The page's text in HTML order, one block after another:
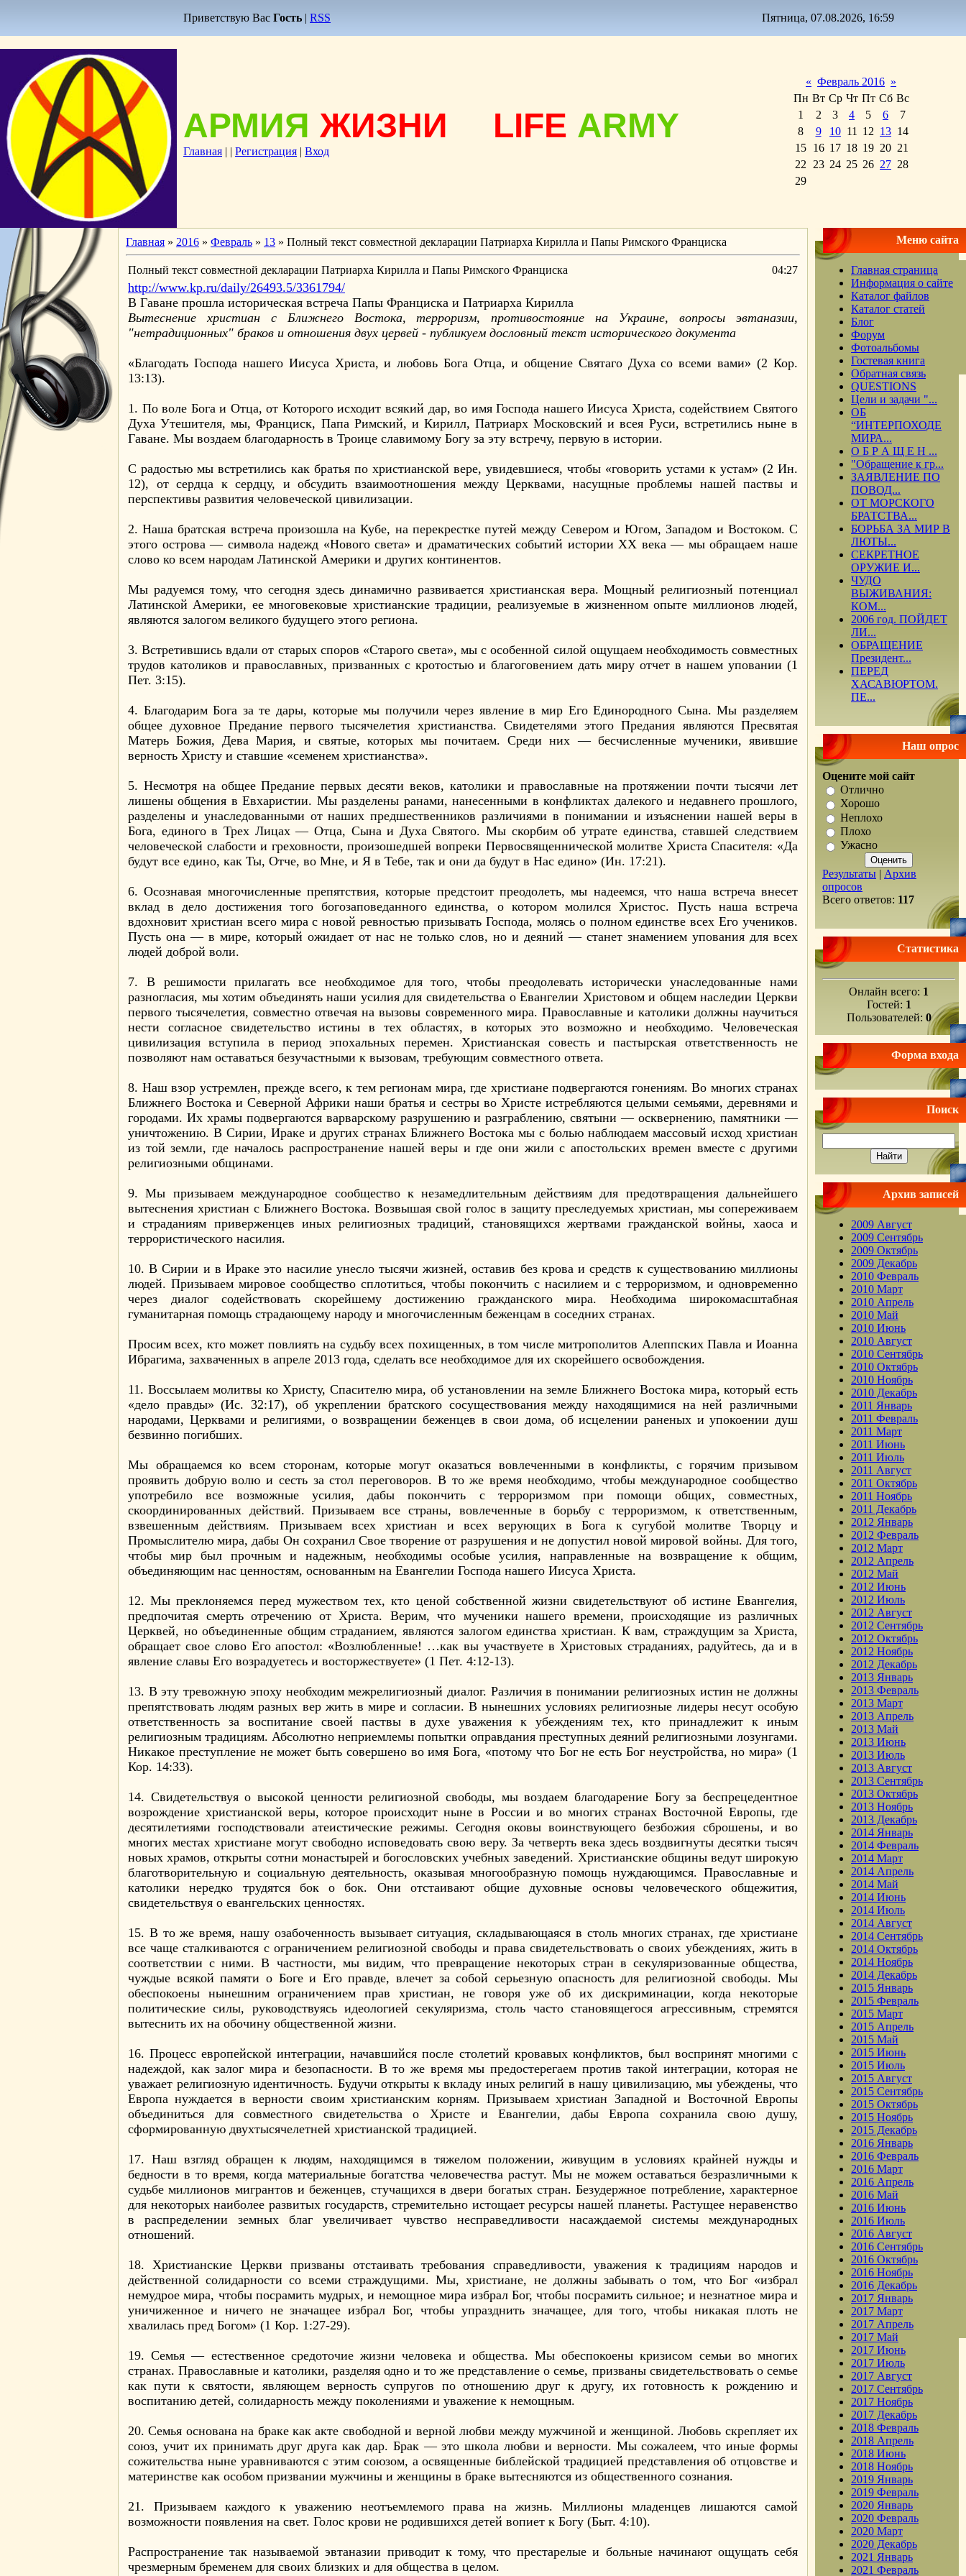
Приветствую Вас Гость | RSS Пятница, 07.08.2026, 16:59
АРМИЯ ЖИЗНИ LIFE ARMY
Главная | | Регистрация | Вход
« Февраль 2016 »
Пн Вт Ср Чт Пт Сб Вс
1
2 3 4 5 6
7
8
9 10 11 12 13 14
15 16 17 18 19 20 21
22
23 24 25 26 27 28
29
Главная » 2016 » Февраль » 13 » Полный текст совместной декларации Патриарха Кирилла и Папы Римского Франциска
Полный текст совместной декларации Патриарха Кирилла и Папы Римского Франциска 04:27
http://www.kp.ru/daily/26493.5/3361794/
В Гаване прошла историческая встреча Папы Франциска и Патриарха Кирилла
Вытеснение христиан с Ближнего Востока, терроризм, противостояние на Украине, вопросы эвтаназии,
"нетрадиционных" браков и отношения двух цервей - публикуем дословный текст исторического документа
«Благодать Господа нашего Иисуса Христа, и любовь Бога Отца, и общение Святаго Духа со всеми вами» (2 Кор.
13:13).
1. По воле Бога и Отца, от Которого исходит всякий дар, во имя Господа нашего Иисуса Христа, содействием Святого
Духа Утешителя, мы, Франциск, Папа Римский, и Кирилл, Патриарх Московский и всея Руси, встретились ныне в
Гаване. Мы воздаем благодарность в Троице славимому Богу за эту встречу, первую в истории.
С радостью мы встретились как братья по христианской вере, увидевшиеся, чтобы «говорить устами к устам» (2 Ин.
12), от сердца к сердцу, и обсудить взаимоотношения между Церквами, насущные проблемы нашей паствы и
перспективы развития человеческой цивилизации.
2. Наша братская встреча произошла на Кубе, на перекрестке путей между Севером и Югом, Западом и Востоком. С
этого острова — символа надежд «Нового света» и драматических событий истории ХХ века — мы обращаем наше
слово ко всем народам Латинской Америки и других континентов.
Мы радуемся тому, что сегодня здесь динамично развивается христианская вера. Мощный религиозный потенциал
Латинской Америки, ее многовековые христианские традиции, реализуемые в жизненном опыте миллионов людей,
являются залогом великого будущего этого региона.
3. Встретившись вдали от старых споров «Старого света», мы с особенной силой ощущаем необходимость совместных
трудов католиков и православных, призванных с кротостью и благоговением дать миру отчет в нашем уповании (1
Пет. 3:15).
4. Благодарим Бога за те дары, которые мы получили через явление в мир Его Единородного Сына. Мы разделяем
общее духовное Предание первого тысячелетия христианства. Свидетелями этого Предания являются Пресвятая
Матерь Божия, Дева Мария, и святые, которых мы почитаем. Среди них — бесчисленные мученики, явившие
верность Христу и ставшие «семенем христианства».
5. Несмотря на общее Предание первых десяти веков, католики и православные на протяжении почти тысячи лет
лишены общения в Евхаристии. Мы разделены ранами, нанесенными в конфликтах далекого и недавнего прошлого,
разделены и унаследованными от наших предшественников различиями в понимании и изъяснении нашей веры в
Бога, единого в Трех Лицах — Отца, Сына и Духа Святого. Мы скорбим об утрате единства, ставшей следствием
человеческой слабости и греховности, произошедшей вопреки Первосвященнической молитве Христа Спасителя: «Да
будут все едино, как Ты, Отче, во Мне, и Я в Тебе, так и они да будут в Нас едино» (Ин. 17:21).
6. Осознавая многочисленные препятствия, которые предстоит преодолеть, мы надеемся, что наша встреча внесет
вклад в дело достижения того богозаповеданного единства, о котором молился Христос. Пусть наша встреча
вдохновит христиан всего мира с новой ревностью призывать Господа, молясь о полном единстве всех Его учеников.
Пусть она — в мире, который ожидает от нас не только слов, но и деяний — станет знамением упования для всех
людей доброй воли.
7. В решимости прилагать все необходимое для того, чтобы преодолевать исторически унаследованные нами
разногласия, мы хотим объединять наши усилия для свидетельства о Евангелии Христовом и общем наследии Церкви
первого тысячелетия, совместно отвечая на вызовы современного мира. Православные и католики должны научиться
нести согласное свидетельство истины в тех областях, в которых это возможно и необходимо. Человеческая
цивилизация вступила в период эпохальных перемен. Христианская совесть и пастырская ответственность не
позволяют нам оставаться безучастными к вызовам, требующим совместного ответа.
8. Наш взор устремлен, прежде всего, к тем регионам мира, где христиане подвергаются гонениям. Во многих странах
Ближнего Востока и Северной Африки наши братья и сестры во Христе истребляются целыми семьями, деревнями и
городами. Их храмы подвергаются варварскому разрушению и разграблению, святыни — осквернению, памятники —
уничтожению. В Сирии, Ираке и других странах Ближнего Востока мы с болью наблюдаем массовый исход христиан
из той земли, где началось распространение нашей веры и где они жили с апостольских времен вместе с другими
религиозными общинами.
9. Мы призываем международное сообщество к незамедлительным действиям для предотвращения дальнейшего
вытеснения христиан с Ближнего Востока. Возвышая свой голос в защиту преследуемых христиан, мы сопереживаем
и страданиям приверженцев иных религиозных традиций, становящихся жертвами гражданской войны, хаоса и
террористического насилия.
10. В Сирии и в Ираке это насилие унесло тысячи жизней, оставив без крова и средств к существованию миллионы
людей. Призываем мировое сообщество сплотиться, чтобы покончить с насилием и с терроризмом, и одновременно
через диалог содействовать скорейшему достижению гражданского мира. Необходима широкомасштабная
гуманитарная помощь страдающему народу и многочисленным беженцам в соседних странах.
Просим всех, кто может повлиять на судьбу всех похищенных, в том числе митрополитов Алеппских Павла и Иоанна
Ибрагима, захваченных в апреле 2013 года, сделать все необходимое для их скорейшего освобождения.
11. Воссылаем молитвы ко Христу, Спасителю мира, об установлении на земле Ближнего Востока мира, который есть
«дело правды» (Ис. 32:17), об укреплении братского сосуществования между находящимися на ней различными
народами, Церквами и религиями, о возвращении беженцев в свои дома, об исцелении раненых и упокоении душ
безвинно погибших.
Мы обращаемся ко всем сторонам, которые могут оказаться вовлеченными в конфликты, с горячим призывом
проявить добрую волю и сесть за стол переговоров. В то же время необходимо, чтобы международное сообщество
употребило все возможные усилия, дабы покончить с терроризмом при помощи общих, совместных,
скоординированных действий. Призываем все страны, вовлеченные в борьбу с терроризмом, к ответственным,
взвешенным действиям. Призываем всех христиан и всех верующих в Бога к сугубой молитве Творцу и
Промыслителю мира, дабы Он сохранил Свое творение от разрушения и не допустил новой мировой войны. Для того,
чтобы мир был прочным и надежным, необходимы особые усилия, направленные на возвращение к общим,
объединяющим нас ценностям, основанным на Евангелии Господа нашего Иисуса Христа.
12. Мы преклоняемся перед мужеством тех, кто ценой собственной жизни свидетельствуют об истине Евангелия,
предпочитая смерть отречению от Христа. Верим, что мученики нашего времени, происходящие из различных
Церквей, но объединенные общим страданием, являются залогом единства христиан. К вам, страждущим за Христа,
обращает свое слово Его апостол: «Возлюбленные! …как вы участвуете в Христовых страданиях, радуйтесь, да и в
явление славы Его возрадуетесь и восторжествуете» (1 Пет. 4:12-13).
13. В эту тревожную эпоху необходим межрелигиозный диалог. Различия в понимании религиозных истин не должны
препятствовать людям разных вер жить в мире и согласии. В нынешних условиях религиозные лидеры несут особую
ответственность за воспитание своей паствы в духе уважения к убеждениям тех, кто принадлежит к иным
религиозным традициям. Абсолютно неприемлемы попытки оправдания преступных деяний религиозными лозунгами.
Никакое преступление не может быть совершено во имя Бога, «потому что Бог не есть Бог неустройства, но мира» (1
Кор. 14:33).
14. Свидетельствуя о высокой ценности религиозной свободы, мы воздаем благодарение Богу за беспрецедентное
возрождение христианской веры, которое происходит ныне в России и во многих странах Восточной Европы, где
десятилетиями господствовали атеистические режимы. Сегодня оковы воинствующего безбожия сброшены, и во
многих местах христиане могут свободно исповедовать свою веру. За четверть века здесь воздвигнуты десятки тысяч
новых храмов, открыты сотни монастырей и богословских учебных заведений. Христианские общины ведут широкую
благотворительную и социальную деятельность, оказывая многообразную помощь нуждающимся. Православные и
католики нередко трудятся бок о бок. Они отстаивают общие духовные основы человеческого общежития,
свидетельствуя о евангельских ценностях.
15. В то же время, нашу озабоченность вызывает ситуация, складывающаяся в столь многих странах, где христиане
все чаще сталкиваются с ограничением религиозной свободы и права свидетельствовать о своих убеждениях, жить в
соответствии с ними. В частности, мы видим, что превращение некоторых стран в секуляризованные общества,
чуждые всякой памяти о Боге и Его правде, влечет за собой серьезную опасность для религиозной свободы. Мы
обеспокоены нынешним ограничением прав христиан, не говоря уже об их дискриминации, когда некоторые
политические силы, руководствуясь идеологией секуляризма, столь часто становящегося агрессивным, стремятся
вытеснить их на обочину общественной жизни.
16. Процесс европейской интеграции, начавшийся после столетий кровавых конфликтов, был воспринят многими с
надеждой, как залог мира и безопасности. В то же время мы предостерегаем против такой интеграции, которая не
уважает религиозную идентичность. Будучи открыты к вкладу иных религий в нашу цивилизацию, мы убеждены, что
Европа нуждается в верности своим христианским корням. Призываем христиан Западной и Восточной Европы
объединиться для совместного свидетельства о Христе и Евангелии, дабы Европа сохранила свою душу,
сформированную двухтысячелетней христианской традицией.
17. Наш взгляд обращен к людям, находящимся в тяжелом положении, живущим в условиях крайней нужды и
бедности в то время, когда материальные богатства человечества растут. Мы не можем оставаться безразличными к
судьбе миллионов мигрантов и беженцев, стучащихся в двери богатых стран. Безудержное потребление, характерное
для некоторых наиболее развитых государств, стремительно истощает ресурсы нашей планеты. Растущее неравенство
в распределении земных благ увеличивает чувство несправедливости насаждаемой системы международных
отношений.
18. Христианские Церкви призваны отстаивать требования справедливости, уважения к традициям народов и
действенной солидарности со всеми страждущими. Мы, христиане, не должны забывать о том, что Бог «избрал
немудрое мира, чтобы посрамить мудрых, и немощное мира избрал Бог, чтобы посрамить сильное; и незнатное мира и
уничиженное и ничего не значащее избрал Бог, чтобы упразднить значащее, для того, чтобы никакая плоть не
хвалилась пред Богом» (1 Кор. 1:27-29).
19. Семья — естественное средоточие жизни человека и общества. Мы обеспокоены кризисом семьи во многих
странах. Православные и католики, разделяя одно и то же представление о семье, призваны свидетельствовать о семье
как пути к святости, являющем верность супругов по отношению друг к другу, их готовность к рождению и
воспитанию детей, солидарность между поколениями и уважение к немощным.
20. Семья основана на браке как акте свободной и верной любви между мужчиной и женщиной. Любовь скрепляет их
союз, учит их принимать друг друга как дар. Брак — это школа любви и верности. Мы сожалеем, что иные формы
сожительства ныне уравниваются с этим союзом, а освященные библейской традицией представления об отцовстве и
материнстве как особом призвании мужчины и женщины в браке вытесняются из общественного сознания.
21. Призываем каждого к уважению неотъемлемого права на жизнь. Миллионы младенцев лишаются самой
возможности появления на свет. Голос крови не родившихся детей вопиет к Богу (Быт. 4:10).
Распространение так называемой эвтаназии приводит к тому, что престарелые и больные начинают ощущать себя
чрезмерным бременем для своих близких и для общества в целом.
Меню сайта
Главная страница
Информация о сайте
Каталог файлов
Каталог статей
Блог
Форум
Фотоальбомы
Гостевая книга
Обратная связь
QUESTIONS
Цели и задачи "...
ОБ
“ИНТЕРПОХОДЕ
МИРА...
О Б Р А Щ Е Н ...
"Обращение к гр...
ЗАЯВЛЕНИЕ ПО
ПОВОД...
ОТ МОРСКОГО
БРАТСТВА...
БОРЬБА ЗА МИР В
ЛЮТЫ...
СЕКРЕТНОЕ
ОРУЖИЕ И...
ЧУДО
ВЫЖИВАНИЯ:
КОМ...
2006 год. ПОЙДЕТ
ЛИ...
ОБРАЩЕНИЕ
Президент...
ПЕРЕД
ХАСАВЮРТОМ.
ПЕ...
Наш опрос
Оцените мой сайт
Отлично
Хорошо
Неплохо
Плохо
Ужасно
Результаты | Архив
опросов
Всего ответов: 117
Статистика
Онлайн всего: 1
Гостей: 1
Пользователей: 0
Форма входа
Поиск
Архив записей
2009 Август
2009 Сентябрь
2009 Октябрь
2009 Декабрь
2010 Февраль
2010 Март
2010 Апрель
2010 Май
2010 Июнь
2010 Август
2010 Сентябрь
2010 Октябрь
2010 Ноябрь
2010 Декабрь
2011 Январь
2011 Февраль
2011 Март
2011 Июнь
2011 Июль
2011 Август
2011 Октябрь
2011 Ноябрь
2011 Декабрь
2012 Январь
2012 Февраль
2012 Март
2012 Апрель
2012 Май
2012 Июнь
2012 Июль
2012 Август
2012 Сентябрь
2012 Октябрь
2012 Ноябрь
2012 Декабрь
2013 Январь
2013 Февраль
2013 Март
2013 Апрель
2013 Май
2013 Июнь
2013 Июль
2013 Август
2013 Сентябрь
2013 Октябрь
2013 Ноябрь
2013 Декабрь
2014 Январь
2014 Февраль
2014 Март
2014 Апрель
2014 Май
2014 Июнь
2014 Июль
2014 Август
2014 Сентябрь
2014 Октябрь
2014 Ноябрь
2014 Декабрь
2015 Январь
2015 Февраль
2015 Март
2015 Апрель
2015 Май
2015 Июнь
2015 Июль
2015 Август
2015 Сентябрь
2015 Октябрь
2015 Ноябрь
2015 Декабрь
2016 Январь
2016 Февраль
2016 Март
2016 Апрель
2016 Май
2016 Июнь
2016 Июль
2016 Август
2016 Сентябрь
2016 Октябрь
2016 Ноябрь
2016 Декабрь
2017 Январь
2017 Март
2017 Апрель
2017 Май
2017 Июнь
2017 Июль
2017 Август
2017 Сентябрь
2017 Ноябрь
2017 Декабрь
2018 Февраль
2018 Апрель
2018 Июнь
2018 Ноябрь
2019 Январь
2019 Февраль
2020 Январь
2020 Февраль
2020 Март
2020 Декабрь
2021 Январь
2021 Февраль